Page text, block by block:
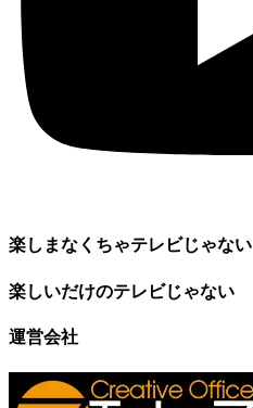
楽しまなくちゃテレビじゃない
楽しいだけのテレビじゃない
運営会社